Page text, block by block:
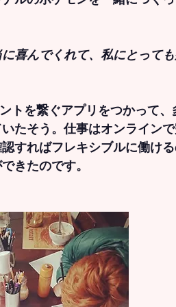
喜んでくれて、私にとって
トを繋ぐアプリをつかって
たそう。仕事はオンライン
すればフレキシブルに働け
きたのです。